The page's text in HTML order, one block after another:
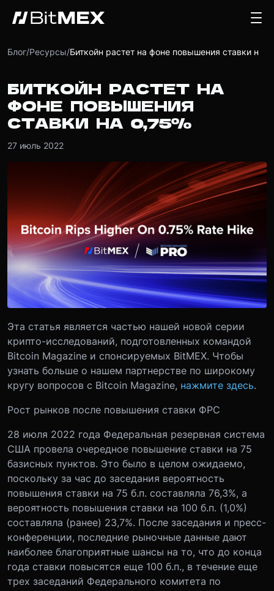
Блог/Ресурсы/
БИТКОЙН РАСТЕТ НА
ФОНЕ ПОВЫШЕНИЯ
СТАВКИ НА 0,75%
27 июль 2022
Эта статья является частью нашей новой серии
крипто-исследований, подготовленных командой
Bitcoin Magazine и спонсируемых BitMEX. Чтобы
узнать больше о нашем партнерстве по широкому
кругу вопросов с Bitcoin Magazine, нажмите здесь.
Рост рынков после повышения ставки ФРС
28 июля 2022 года Федеральная резервная система
США провела очередное повышение ставки на 75
базисных пунктов. Это было в целом ожидаемо,
поскольку за час до заседания вероятность
повышения ставки на 75 б.п. составляла 76,3%, а
вероятность повышения ставки на 100 б.п. (1,0%)
составляла (ранее) 23,7%. После заседания и пресс-
конференции, последние рыночные данные дают
наиболее благоприятные шансы на то, что до конца
года ставки повысятся еще 100 б.п., в течение еще
трех заседаний Федерального комитета по